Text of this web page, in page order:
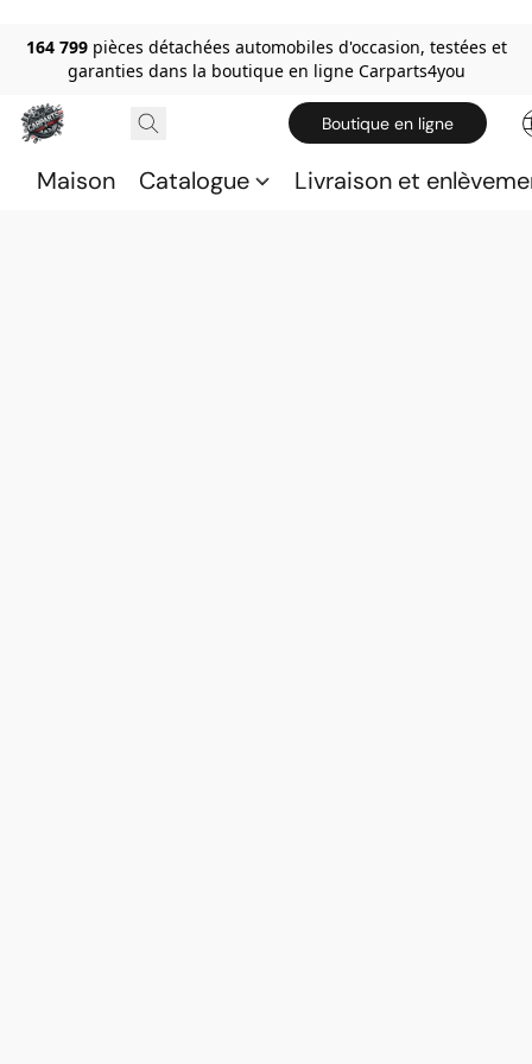
164 799 pièces détachées automobiles d'occasion, testées et
garanties dans la boutique en ligne Carparts4you
Boutique en ligne
Maison Catalogue Livraison et